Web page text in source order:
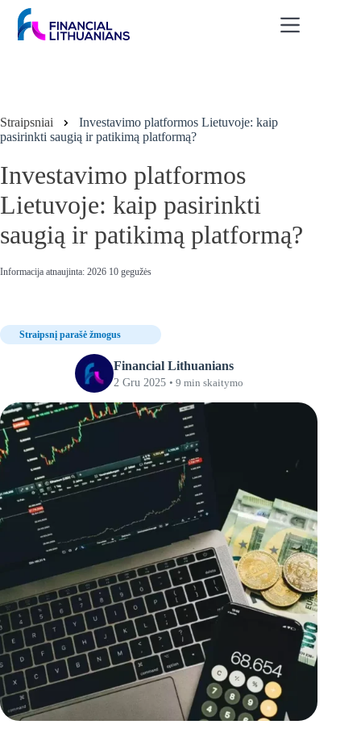
content
Straipsniai
Investavimo platformos Lietuvoje: kaip
pasirinkti saugią ir patikimą platformą?
Investavimo platformos
Lietuvoje: kaip pasirinkti
saugią ir patikimą platformą?
Informacija atnaujinta: 2026 10 gegužės
Straipsnį parašė žmogus
Financial Lithuanians
2 Gru 2025 • 9 min skaitymo